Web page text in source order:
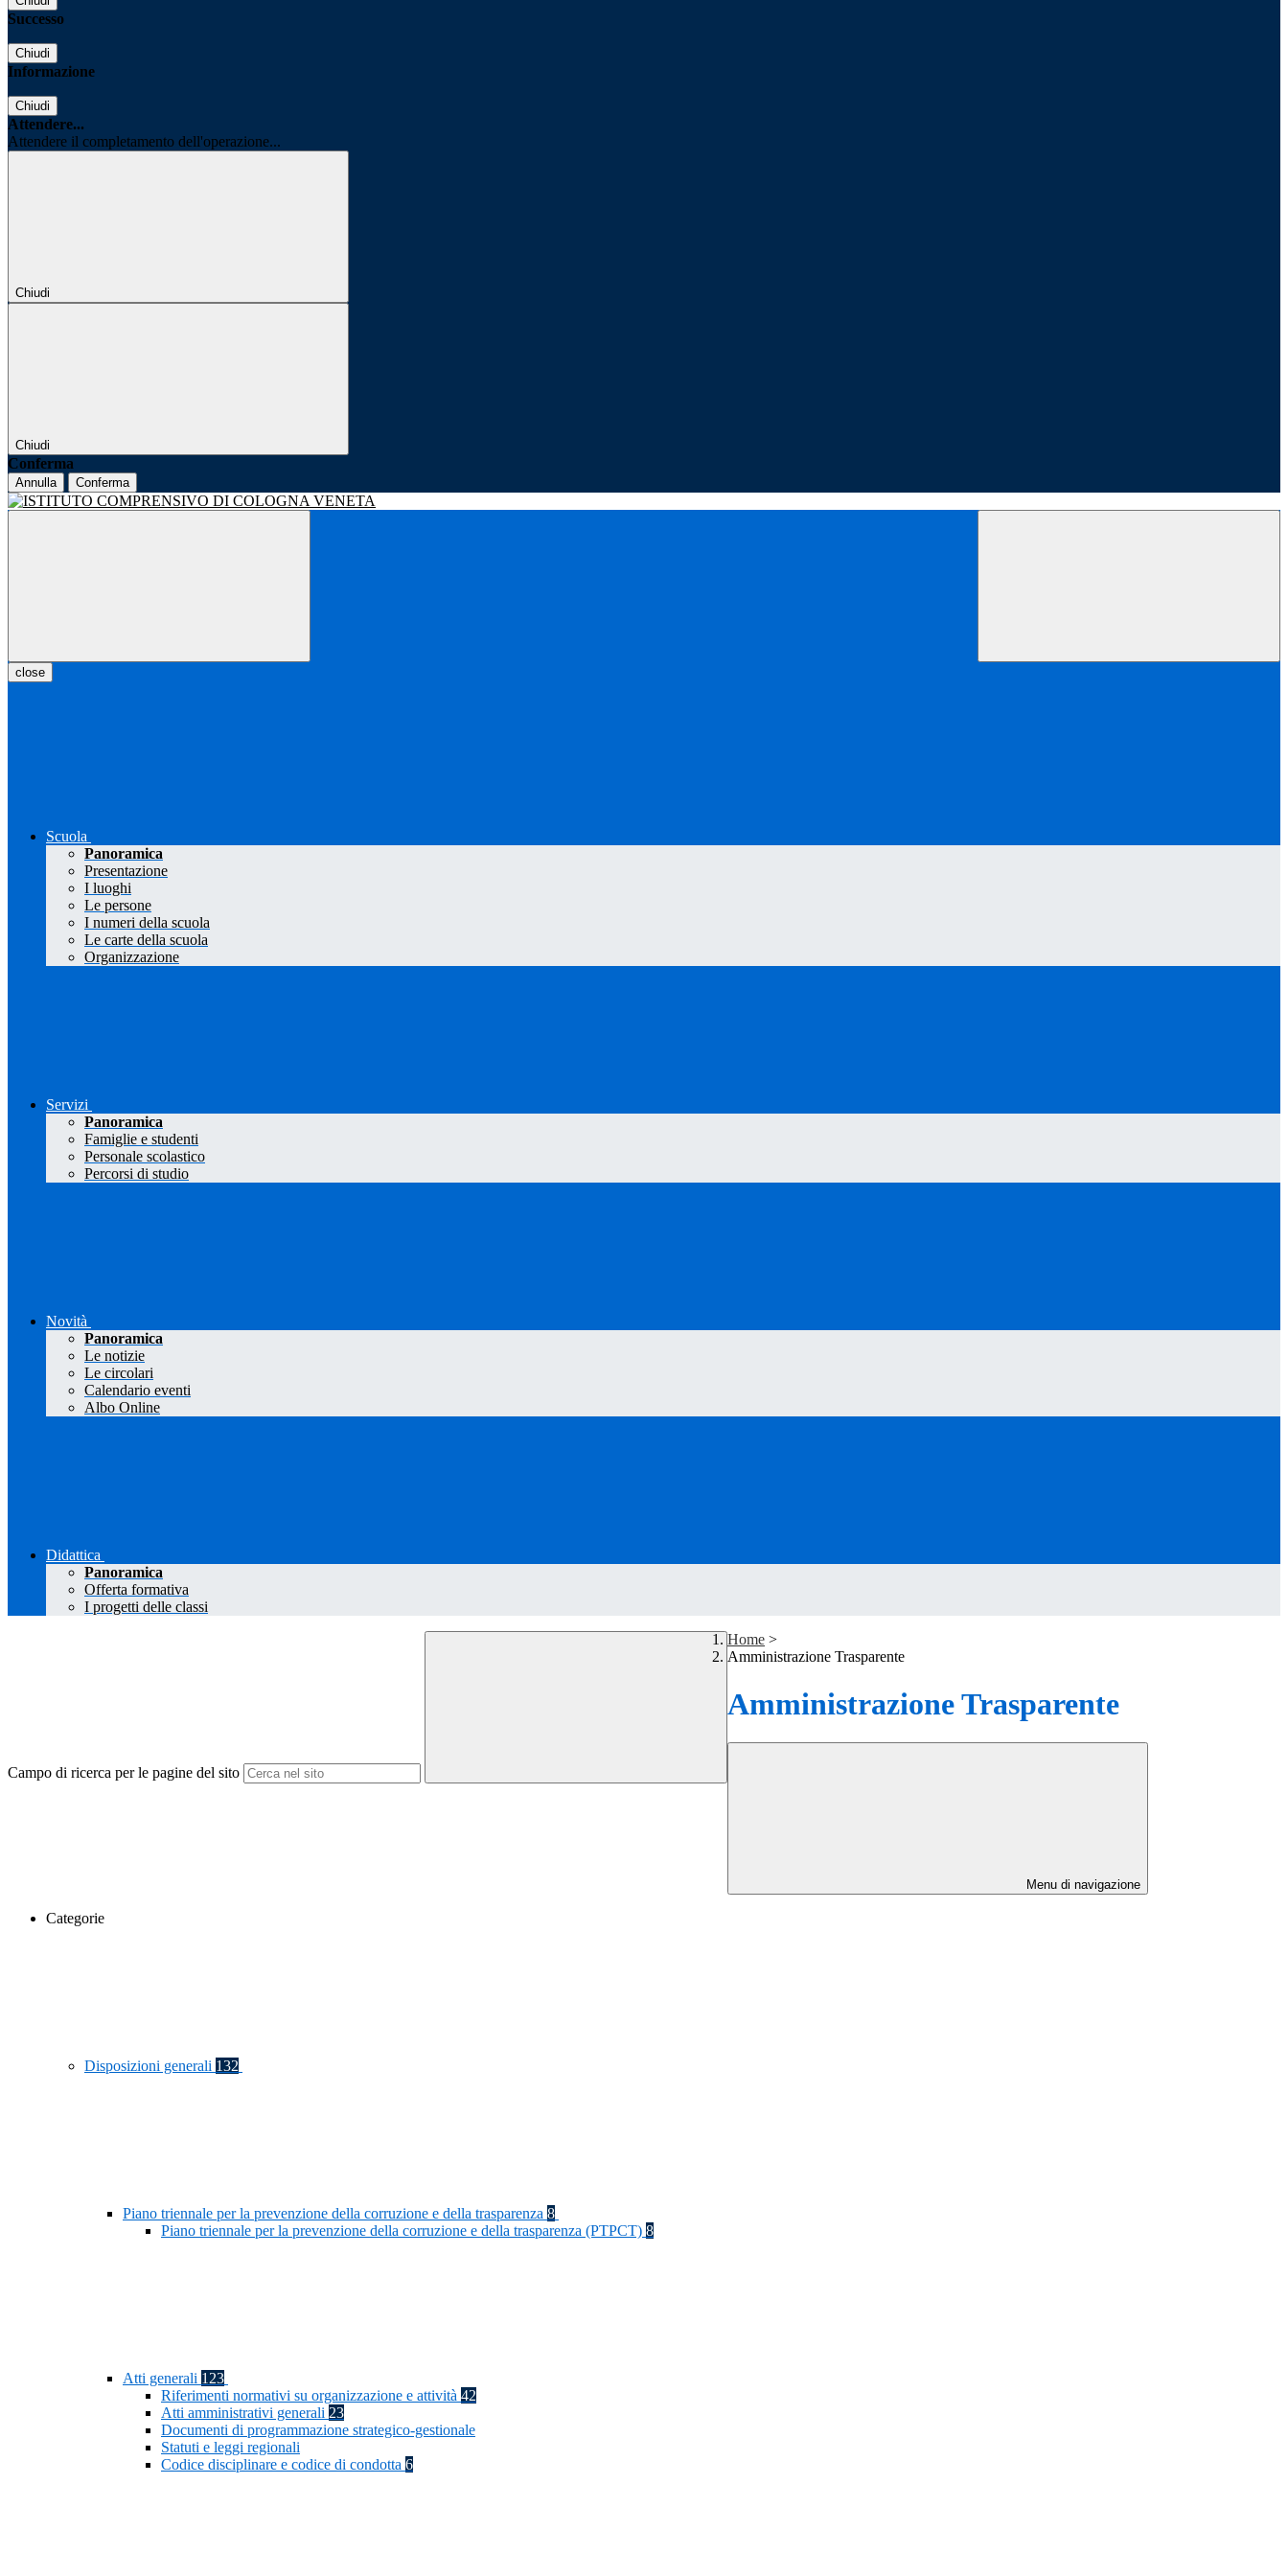
Successo
Chiudi
Informazione
Chiudi
Attendere...
Attendere il completamento dell'operazione...
Chiudi
Chiudi
Conferma
Annulla Conferma
close
Scuola
Panoramica
Presentazione
I luoghi
Le persone
I numeri della scuola
Le carte della scuola
Organizzazione
Servizi
Panoramica
Famiglie e studenti
Personale scolastico
Percorsi di studio
Novità
Panoramica
Le notizie
Le circolari
Calendario eventi
Albo Online
Didattica
Panoramica
Offerta formativa
I progetti delle classi
Campo di ricerca per le pagine del sito
Home >
Amministrazione Trasparente
Amministrazione Trasparente
Menu di navigazione
Categorie
Disposizioni generali 132
Piano triennale per la prevenzione della corruzione e della trasparenza 8
Piano triennale per la prevenzione della corruzione e della trasparenza (PTPCT) 8
Atti generali 123
Riferimenti normativi su organizzazione e attività 42
Atti amministrativi generali 23
Documenti di programmazione strategico-gestionale
Statuti e leggi regionali
Codice disciplinare e codice di condotta 6